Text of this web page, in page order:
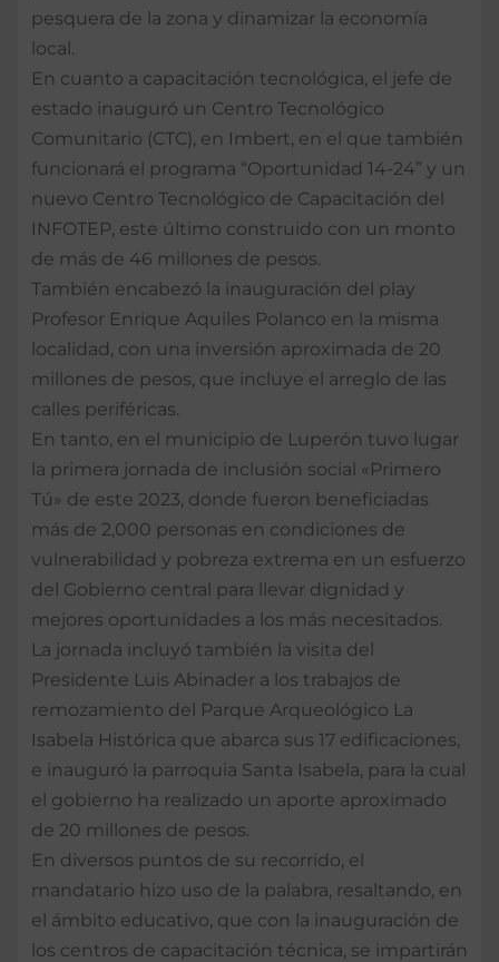
pesquera de la zona y dinamizar la economía
local.
En cuanto a capacitación tecnológica, el jefe de
estado inauguró un Centro Tecnológico
Comunitario (CTC), en Imbert, en el que también
funcionará el programa “Oportunidad 14-24” y un
nuevo Centro Tecnológico de Capacitación del
INFOTEP, este último construido con un monto
de más de 46 millones de pesos.
También encabezó la inauguración del play
Profesor Enrique Aquiles Polanco en la misma
localidad, con una inversión aproximada de 20
millones de pesos, que incluye el arreglo de las
calles periféricas.
En tanto, en el municipio de Luperón tuvo lugar
la primera jornada de inclusión social «Primero
Tú» de este 2023, donde fueron beneficiadas
más de 2,000 personas en condiciones de
vulnerabilidad y pobreza extrema en un esfuerzo
del Gobierno central para llevar dignidad y
mejores oportunidades a los más necesitados.
La jornada incluyó también la visita del
Presidente Luis Abinader a los trabajos de
remozamiento del Parque Arqueológico La
Isabela Histórica que abarca sus 17 edificaciones,
e inauguró la parroquia Santa Isabela, para la cual
el gobierno ha realizado un aporte aproximado
de 20 millones de pesos.
En diversos puntos de su recorrido, el
mandatario hizo uso de la palabra, resaltando, en
el ámbito educativo, que con la inauguración de
los centros de capacitación técnica, se impartirán